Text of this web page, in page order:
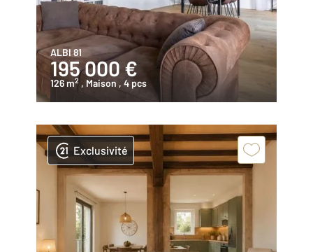
ALBI 81
195 000 €
126 m2 , Maison , 4 pcs
Exclusivité